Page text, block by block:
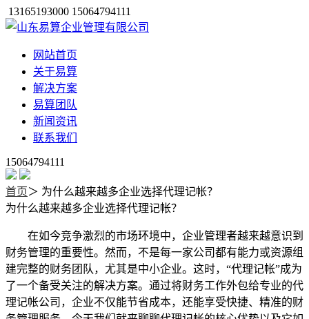
13165193000 15064794111
网站首页
关于易算
解决方案
易算团队
新闻资讯
联系我们
15064794111
首页＞ 为什么越来越多企业选择代理记帐？
为什么越来越多企业选择代理记帐？
在如今竞争激烈的市场环境中，企业管理者越来越意识到
财务管理的重要性。然而，不是每一家公司都有能力或资源组
建完整的财务团队，尤其是中小企业。这时，“代理记帐”成为
了一个备受关注的解决方案。通过将财务工作外包给专业的代
理记帐公司，企业不仅能节省成本，还能享受快捷、精准的财